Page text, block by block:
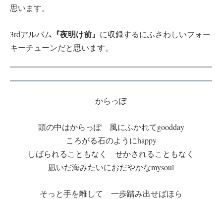
思います。
3rdアルバム 『夜明け前』 に収録するにふさわしいフォー
キーチューンだと思います。
からっぽ
頭の中はからっぽ 風にふかれてgoodday
ころがる石のようにhappy
しばられることもなく せかされることもなく
凪いだ海みたいにおだやかなmysoul
そっと手を離して 一歩踏み出せばほら